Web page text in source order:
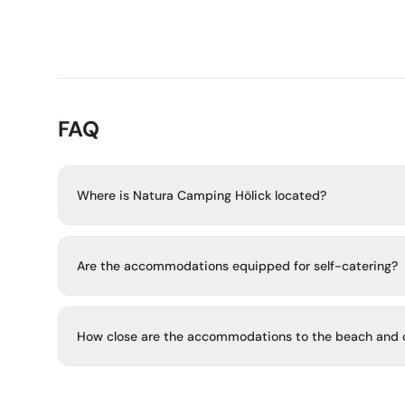
FAQ
Where is Natura Camping Hölick located?
Hudiksvall.
Are the accommodations equipped for self-catering?
How close are the accommodations to the beach and